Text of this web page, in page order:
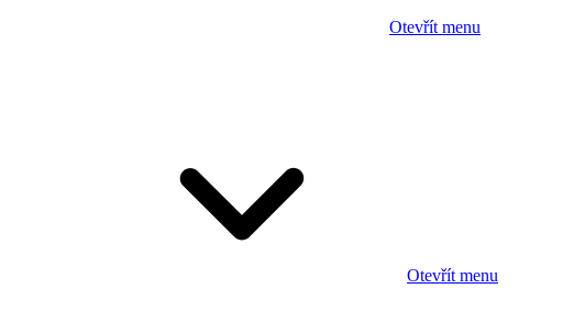
Otevřít menu
Otevřít menu